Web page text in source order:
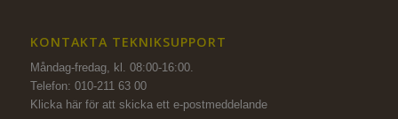
KONTAKTA TEKNIKSUPPORT
Måndag-fredag, kl. 08:00-16:00.
Telefon: 010-211 63 00
Klicka här för att skicka ett e-postmeddelande